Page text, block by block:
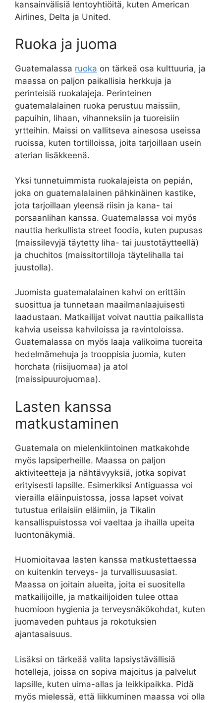
kansainvälisiä lentoyhtiöitä, kuten American
Airlines, Delta ja United.
Ruoka ja juoma
Guatemalassa ruoka on tärkeä osa kulttuuria, ja
maassa on paljon paikallisia herkkuja ja
perinteisiä ruokalajeja. Perinteinen
guatemalalainen ruoka perustuu maissiin,
papuihin, lihaan, vihanneksiin ja tuoreisiin
yrtteihin. Maissi on vallitseva ainesosa useissa
ruoissa, kuten tortilloissa, joita tarjoillaan usein
aterian lisäkkeenä.
Yksi tunnetuimmista ruokalajeista on pepián,
joka on guatemalalainen pähkinäinen kastike,
jota tarjoillaan yleensä riisin ja kana- tai
porsaanlihan kanssa. Guatemalassa voi myös
nauttia herkullista street foodia, kuten pupusas
(maissilevyjä täytetty liha- tai juustotäytteellä)
ja chuchitos (maissitortilloja täytelihalla tai
juustolla).
Juomista guatemalalainen kahvi on erittäin
suosittua ja tunnetaan maailmanlaajuisesti
laadustaan. Matkailijat voivat nauttia paikallista
kahvia useissa kahviloissa ja ravintoloissa.
Guatemalassa on myös laaja valikoima tuoreita
hedelmämehuja ja trooppisia juomia, kuten
horchata (riisijuomaa) ja atol
(maissipuurojuomaa).
Lasten kanssa
matkustaminen
Guatemala on mielenkiintoinen matkakohde
myös lapsiperheille. Maassa on paljon
aktiviteetteja ja nähtävyyksiä, jotka sopivat
erityisesti lapsille. Esimerkiksi Antiguassa voi
vierailla eläinpuistossa, jossa lapset voivat
tutustua erilaisiin eläimiin, ja Tikalin
kansallispuistossa voi vaeltaa ja ihailla upeita
luontonäkymiä.
Huomioitavaa lasten kanssa matkustettaessa
on kuitenkin terveys- ja turvallisuusasiat.
Maassa on joitain alueita, joita ei suositella
matkailijoille, ja matkailijoiden tulee ottaa
huomioon hygienia ja terveysnäkökohdat, kuten
juomaveden puhtaus ja rokotuksien
ajantasaisuus.
Lisäksi on tärkeää valita lapsiystävällisiä
hotelleja, joissa on sopiva majoitus ja palvelut
lapsille, kuten uima-allas ja leikkipaikka. Pidä
myös mielessä, että liikkuminen maassa voi olla